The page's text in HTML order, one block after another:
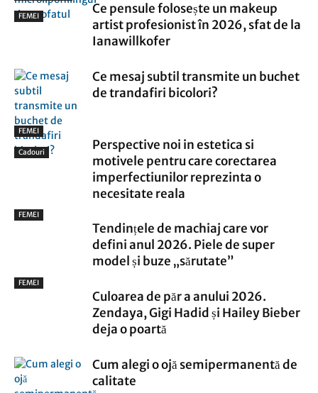
FEMEI
Ce pensule folosește un makeup
artist profesionist în 2026, sfat de la
Ianawillkofer
Cadouri
Ce mesaj subtil transmite un buchet
de trandafiri bicolori?
FEMEI
Perspective noi in estetica si
motivele pentru care corectarea
imperfectiunilor reprezinta o
necesitate reala
FEMEI
Tendințele de machiaj care vor
defini anul 2026. Piele de super
model și buze „sărutate”
FEMEI
Culoarea de păr a anului 2026.
Zendaya, Gigi Hadid și Hailey Bieber
deja o poartă
Cum alegi o ojă semipermanentă de
calitate